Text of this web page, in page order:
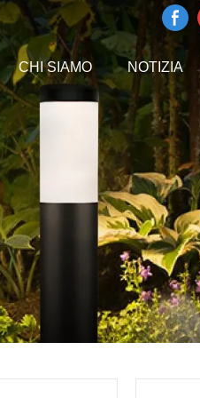
CHI SIAMO NOTIZIA